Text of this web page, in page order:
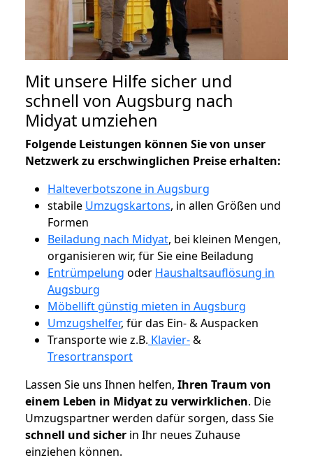
Mit unsere Hilfe sicher und
schnell von Augsburg nach
Midyat umziehen
Folgende Leistungen können Sie von unser
Netzwerk zu erschwinglichen Preise erhalten:
Halteverbotszone in Augsburg
stabile Umzugskartons, in allen Größen und
Formen
Beiladung nach Midyat, bei kleinen Mengen,
organisieren wir, für Sie eine Beiladung
Entrümpelung oder Haushaltsauflösung in
Augsburg
Möbellift günstig mieten in Augsburg
Umzugshelfer, für das Ein- & Auspacken
Transporte wie z.B. Klavier-&
Tresortransport
Lassen Sie uns Ihnen helfen, Ihren Traum von
einem Leben in Midyat zu verwirklichen. Die
Umzugspartner werden dafür sorgen, dass Sie
schnell und sicher in Ihr neues Zuhause
einziehen können.